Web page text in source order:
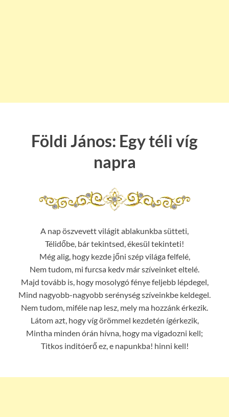
Földi János: Egy téli víg
napra
A nap öszvevett világit ablakunkba sütteti,
Télidőbe, bár tekintsed, ékesül tekinteti!
Még alig, hogy kezde jőni szép világa felfelé,
Nem tudom, mi furcsa kedv már szíveinket eltelé.
Majd tovább is, hogy mosolygó fénye feljebb lépdegel,
Mind nagyobb-nagyobb serénység szíveinkbe keldegel.
Nem tudom, miféle nap lesz, mely ma hozzánk érkezik.
Látom azt, hogy víg örömmel kezdetén ígérkezik,
Mintha minden órán hívna, hogy ma vigadozni kell;
Titkos inditóerő ez, e napunkba! hinni kell!